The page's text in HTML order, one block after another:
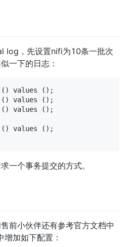
log，先设置nifi为10条一批次
一下的日志：
values ();
values ();
values ();
values ();
一个事务提交的方式。
前小伙伴还有参考官方文档中
加如下配置：